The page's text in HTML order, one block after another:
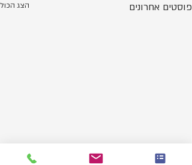
פוסטים אחרונים הצג הכול